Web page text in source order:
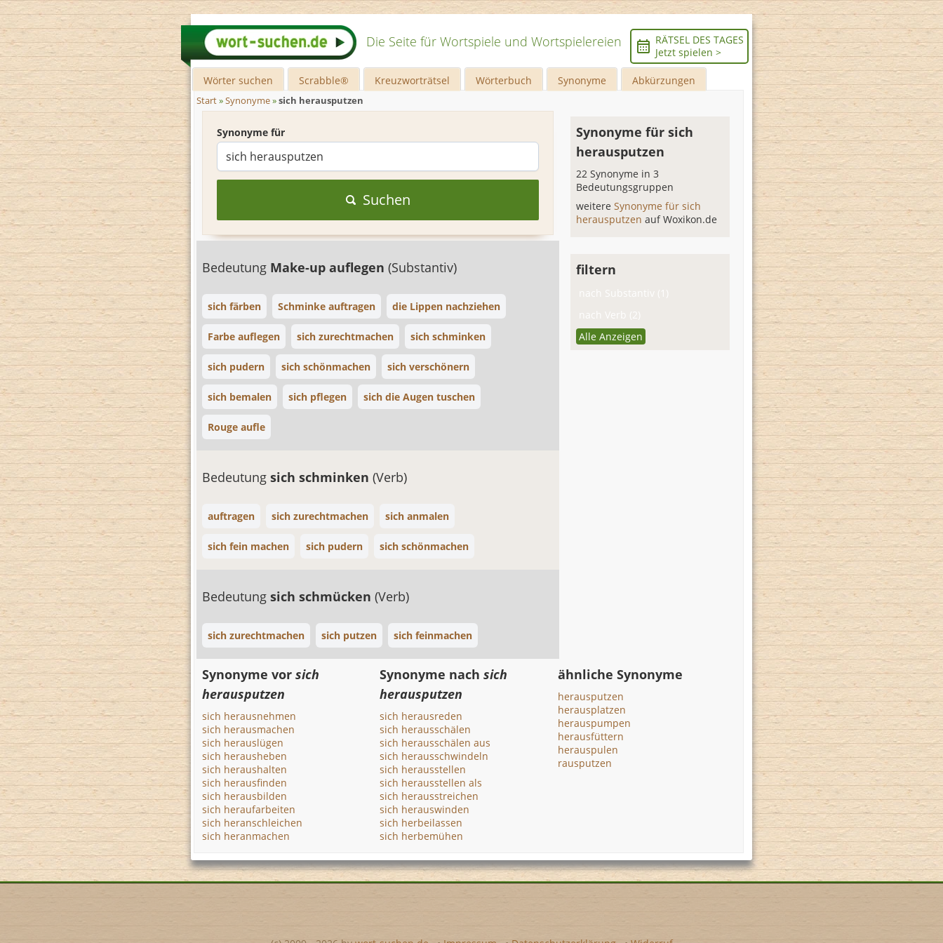
Die Seite für Wortspiele und Wortspielereien
RÄTSEL DES TAGES
Jetzt spielen >
Wörter suchen Scrabble® Kreuzworträtsel Wörterbuch Synonyme Abkürzungen
Start»Synonyme»sich herausputzen
Synonyme für
Suchen
Bedeutung Make-up auflegen (Substantiv)
sich färben Schminke auftragen die Lippen nachziehen
Farbe auflegen sich zurechtmachen sich schminken
sich pudern sich schönmachen sich verschönern
sich bemalen sich pflegen sich die Augen tuschen
Rouge aufle
Bedeutung sich schminken (Verb)
auftragen sich zurechtmachen sich anmalen
sich fein machen sich pudern sich schönmachen
Bedeutung sich schmücken (Verb)
sich zurechtmachen sich putzen sich feinmachen
Synonyme für sich
herausputzen
22 Synonyme in 3
Bedeutungsgruppen
weitereSynonyme für sich
herausputzenauf Woxikon.de
filtern
nach Substantiv (1)
nach Verb (2)
Alle Anzeigen
Synonyme vor sich
herausputzen
sich herausnehmen
sich herausmachen
sich herauslügen
sich herausheben
sich heraushalten
sich herausfinden
sich herausbilden
sich heraufarbeiten
sich heranschleichen
sich heranmachen
Synonyme nachsich
herausputzen
sich herausreden
sich herausschälen
sich herausschälen aus
sich herausschwindeln
sich herausstellen
sich herausstellen als
sich herausstreichen
sich herauswinden
sich herbeilassen
sich herbemühen
ähnliche Synonyme
herausputzen
herausplatzen
herauspumpen
herausfüttern
herauspulen
rausputzen